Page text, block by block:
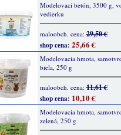
Modelovací betón, 3500 g,
vedierku
maloobch. cena:29,50 €
shop cena: 25,66 €
Modelovacia hmota,
biela, 250 g
maloobch. cena:11,61 €
shop cena: 10,10 €
Modelovacia hmota,
zelená, 250 g